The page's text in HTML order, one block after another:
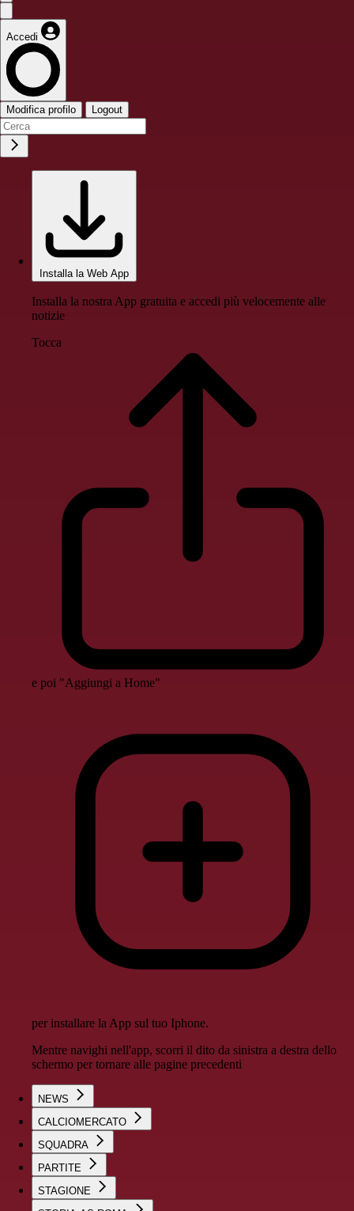
Accedi
Modifica profilo Logout
Installa la Web App
Installa la nostra App gratuita e accedi più velocemente alle
notizie
Tocca
e poi "Aggiungi a Home"
per installare la App sul tuo Iphone.
Mentre navighi nell'app, scorri il dito da sinistra a destra dello
schermo per tornare alle pagine precedenti
NEWS
CALCIOMERCATO
SQUADRA
PARTITE
STAGIONE